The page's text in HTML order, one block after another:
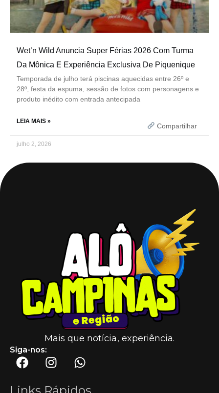
Wet’n Wild Anuncia Super Férias 2026 Com Turma
Da Mônica E Experiência Exclusiva De Piquenique
Temporada de julho terá piscinas aquecidas entre 26º e
28º, festa da espuma, sessão de fotos com personagens e
produto inédito com entrada antecipada
LEIA MAIS »
Compartilhar
julho 2, 2026
Mais que notícia, experiência.
Siga-nos: